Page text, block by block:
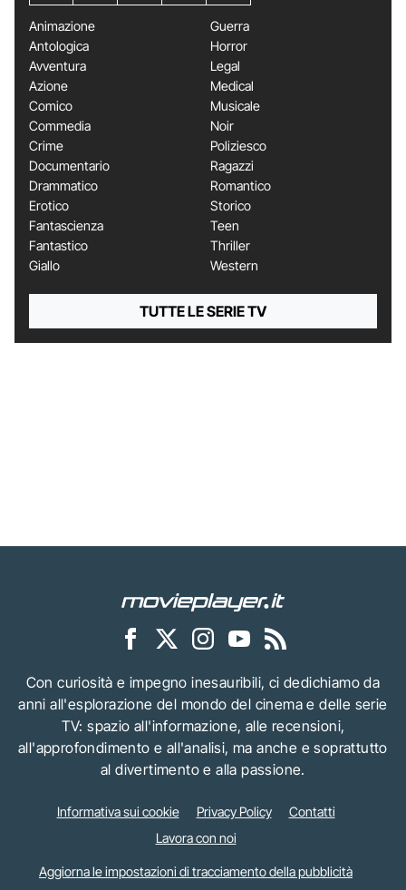
Animazione
Antologica
Avventura
Azione
Comico
Commedia
Crime
Documentario
Drammatico
Erotico
Fantascienza
Fantastico
Giallo
Guerra
Horror
Legal
Medical
Musicale
Noir
Poliziesco
Ragazzi
Romantico
Storico
Teen
Thriller
Western
TUTTE LE SERIE TV
Con curiosità e impegno inesauribili, ci dedichiamo da
anni all'esplorazione del mondo del cinema e delle serie
TV: spazio all'informazione, alle recensioni,
all'approfondimento e all'analisi, ma anche e soprattutto
al divertimento e alla passione.
Informativa sui cookie Privacy Policy
Contatti
Lavora con noi
Aggiorna le impostazioni di tracciamento della pubblicità